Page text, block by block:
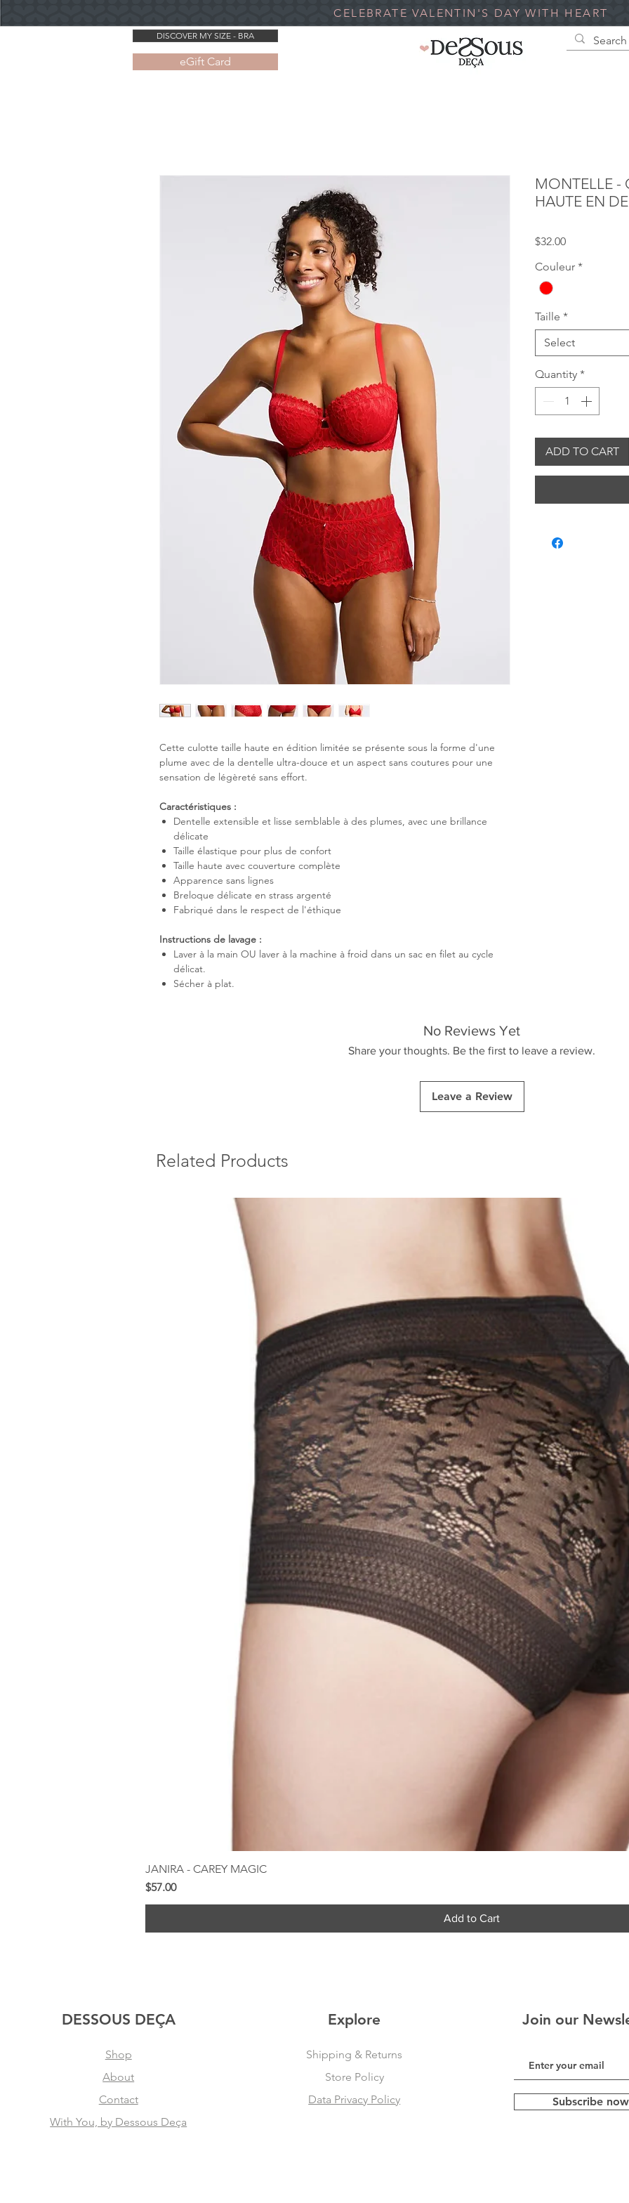
CELEBRATE VALENTIN'S DAY WITH HEART
DISCOVER MY SIZE - BRA
eGift Card
Cette culotte taille haute en édition limitée se présente sous la forme d'une
plume avec de la dentelle ultra-douce et un aspect sans coutures pour une
sensation de légèreté sans effort.
Caractéristiques :
Dentelle extensible et lisse semblable à des plumes, avec une brillance
délicate
Taille élastique pour plus de confort
Taille haute avec couverture complète
Apparence sans lignes
Breloque délicate en strass argenté
Fabriqué dans le respect de l'éthique
Instructions de lavage :
Laver à la main OU laver à la machine à froid dans un sac en filet au cycle
délicat.
Sécher à plat.
MONTELLE -
HAUTE EN
$32.00Price
Couleur *
Taille *
Select
Quantity *
ADD TO CART
No Reviews Yet
Share your thoughts. Be the first to leave a review.
Leave a Review
Related Products
JANIRA - CAREY MAGIC
Price
$57.00
Add to Cart
DESSOUS DEÇA
Shop
About
Contact
With You, by Dessous Deça
Explore
Shipping & Returns
Store Policy
Data Privacy Policy
Join our
Subscribe now